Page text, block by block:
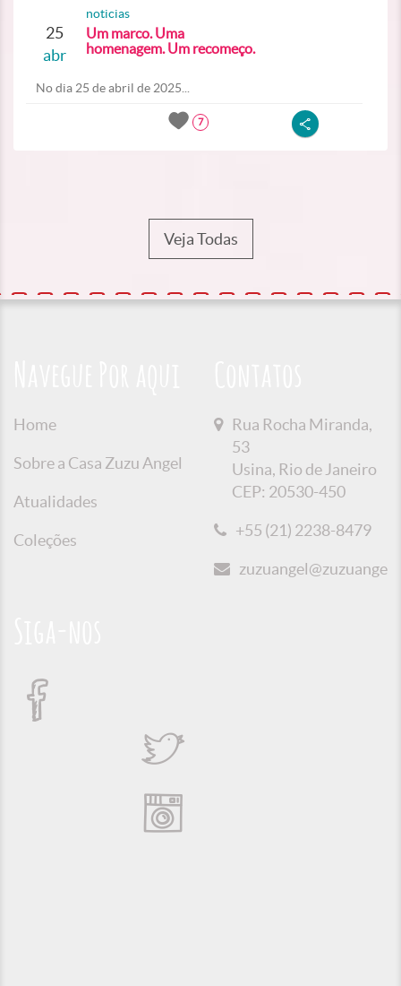
25
abr
noticias
Um marco. Uma
homenagem. Um recomeço.
No dia 25 de abril de 2025...
7
Veja Todas
Home
Sobre a Casa Zuzu Angel
Atualidades
Coleções
Rua Rocha Miranda,
53
Usina, Rio de Janeiro
CEP: 20530-450
+55 (21) 2238-8479